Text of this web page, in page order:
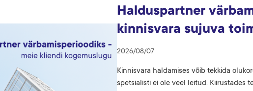
Halduspartner
kinnisvara sujuva
2026/08/07
Kinnisvara haldamises võib tekkida
spetsialisti ei ole veel leitud. Kiirustades